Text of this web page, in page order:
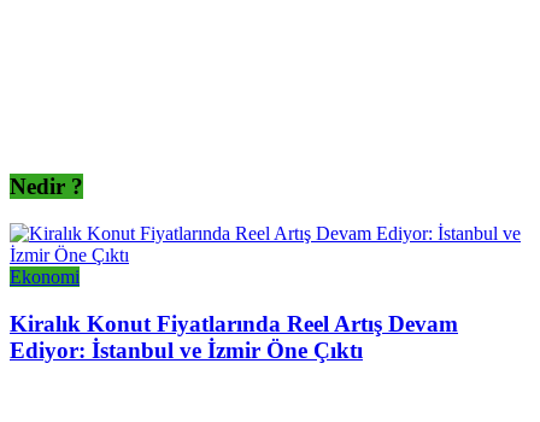
Nedir ?
Ekonomi
Kiralık Konut Fiyatlarında Reel Artış Devam
Ediyor: İstanbul ve İzmir Öne Çıktı